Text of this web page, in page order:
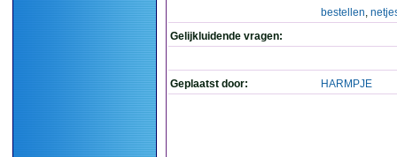
bestellen,
Gelijkluidende vragen:
Geplaatst door: HARMPJE